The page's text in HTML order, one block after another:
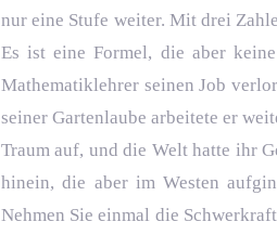
nur eine Stufe weiter. Mit drei
Es ist eine Formel, die aber
Mathematiklehrer seinen Job
seiner Gartenlaube arbeitete er
Traum auf, und die Welt hatte ihr
hinein, die aber im Westen
Nehmen Sie einmal die